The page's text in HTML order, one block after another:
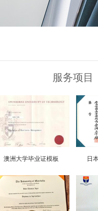
服务项目
澳洲大学毕业证模板 日